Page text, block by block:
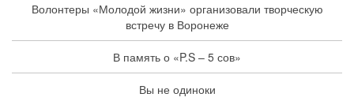
Волонтеры «Молодой жизни» организовали творческую
встречу в Воронеже
В память о «P.S – 5 сов»
Вы не одиноки